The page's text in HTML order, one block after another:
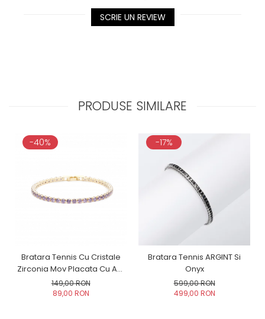
SCRIE UN REVIEW
PRODUSE SIMILARE
-40%
Bratara Tennis Cu Cristale
Zirconia Mov Placata Cu Aur
Galben
149,00 RON
89,00 RON
-17%
Bratara Tennis ARGINT Si
Onyx
599,00 RON
499,00 RON